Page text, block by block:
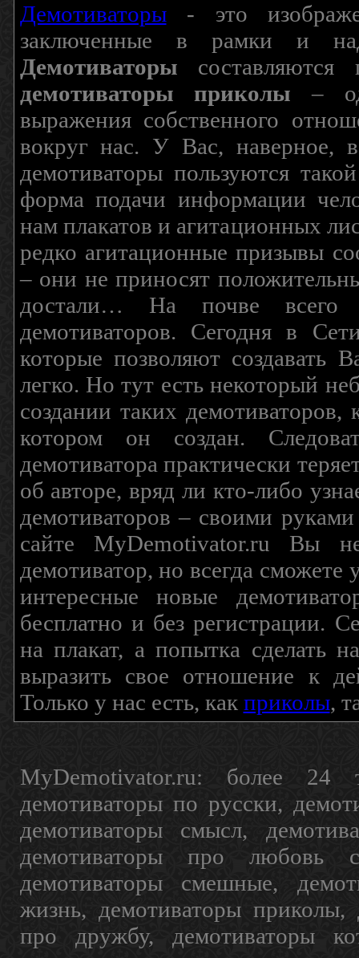
Демотиваторы- это
заключенные в рамки и
Демотиваторы составляются
демотиваторы приколы –
выражения собственного
вокруг нас. У Вас, наверное,
демотиваторы пользуются
форма подачи информации
нам плакатов и агитационных
редко агитационные призывы
– они не приносят
достали… На почве всего
демотиваторов. Сегодня в
которые позволяют создавать
легко. Но тут есть некоторый
создании таких
котором он создан.
демотиватора практически
об авторе, вряд ли кто-либо
демотиваторов – своими
сайте MyDemotivator.ru Вы
демотиватор, но всегда сможете
интересные новые
бесплатно и без регистрации.
на плакат, а попытка
выразить свое отношение к
Только у нас есть, как приколы,
MyDemotivator.ru: более 24
демотиваторы по русски,
демотиваторы смысл,
демотиваторы про любовь
демотиваторы смешные,
жизнь, демотиваторы приколы,
про дружбу, демотиваторы